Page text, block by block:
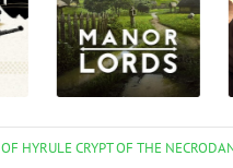
HYRULE CRYPT OF THE